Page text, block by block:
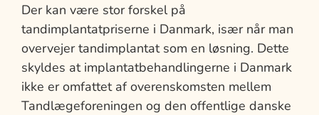
Der kan være stor forskel på
tandimplantatpriserne i Danmark, især når man
overvejer tandimplantat som en løsning. Dette
skyldes at implantatbehandlingerne i Danmark
ikke er omfattet af overenskomsten mellem
Tandlægeforeningen og den offentlige danske